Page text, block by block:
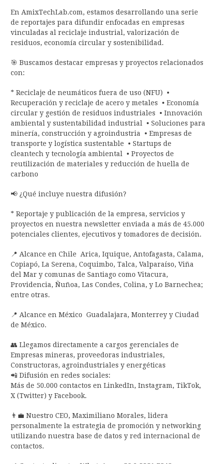
En AmixTechLab.com, estamos desarrollando una serie
de reportajes para difundir enfocadas en empresas
vinculadas al reciclaje industrial, valorización de
residuos, economía circular y sostenibilidad.
🎯 Buscamos destacar empresas y proyectos relacionados
con:
* Reciclaje de neumáticos fuera de uso (NFU) •
Recuperación y reciclaje de acero y metales • Economía
circular y gestión de residuos industriales • Innovación
ambiental y sustentabilidad industrial • Soluciones para
minería, construcción y agroindustria • Empresas de
transporte y logística sustentable • Startups de
cleantech y tecnología ambiental • Proyectos de
reutilización de materiales y reducción de huella de
carbono
📢 ¿Qué incluye nuestra difusión?
* Reportaje y publicación de la empresa, servicios y
proyectos en nuestra newsletter enviada a más de 45.000
potenciales clientes, ejecutivos y tomadores de decisión.
📍 Alcance en Chile Arica, Iquique, Antofagasta, Calama,
Copiapó, La Serena, Coquimbo, Talca, Valparaíso, Viña
del Mar y comunas de Santiago como Vitacura,
Providencia, Ñuñoa, Las Condes, Colina, y Lo Barnechea;
entre otras.
📍 Alcance en México Guadalajara, Monterrey y Ciudad
de México.
👥 Llegamos directamente a cargos gerenciales de
Empresas mineras, proveedoras industriales,
Constructoras, agroindustriales y energéticas
📲 Difusión en redes sociales:
Más de 50.000 contactos en LinkedIn, Instagram, TikTok,
X (Twitter) y Facebook.
👨‍💼 Nuestro CEO, Maximiliano Morales, lidera
personalmente la estrategia de promoción y networking
utilizando nuestra base de datos y red internacional de
contactos.